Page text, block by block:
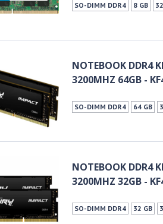
SO-DIMM DDR4 8 GB
NOTEBOOK DDR4
3200MHZ 64GB -
SO-DIMM DDR4 64 GB
NOTEBOOK DDR4
3200MHZ 32GB -
SO-DIMM DDR4 32 GB